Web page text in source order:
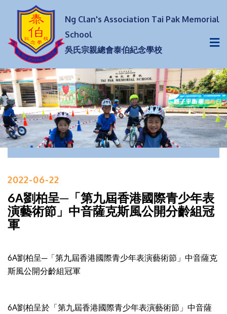
Ng Clan's Association Tai Pak Memorial
School
吳氏宗親總會泰伯紀念學校
2022-06-22
6A劉柏呈─「第九屆香港國際青少年表
演藝術節」中音薩克斯風公開分齡組冠
軍
6A劉柏呈─「第九屆香港國際青少年表演藝術節」中音薩克
斯風公開分齡組冠軍
6A劉柏呈於「第九屆香港國際青少年表演藝術節」中音薩